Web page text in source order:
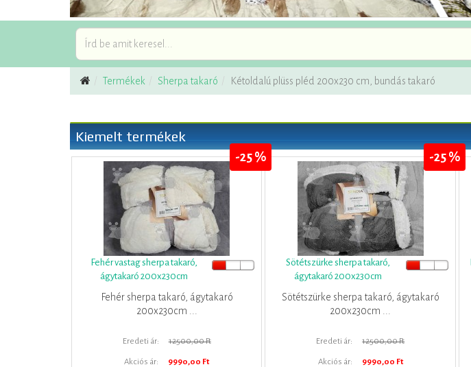
Termékek Sherpa takaró Kétoldalú plüss pléd 200x230 cm, bundás takaró
Kiemelt termékek
Fehér vastag sherpa takaró,
ágytakaró 200x230cm
Fehér sherpa takaró, ágytakaró
200x230cm ...
-25 %
Eredeti ár: 12500,00 Ft
Akciós ár: 9990,00 Ft
Sötétszürke sherpa takaró,
ágytakaró 200x230cm
Sötétszürke sherpa takaró, ágytakaró
200x230cm ...
-25 %
Eredeti ár: 12500,00 Ft
Akciós ár: 9990,00 Ft